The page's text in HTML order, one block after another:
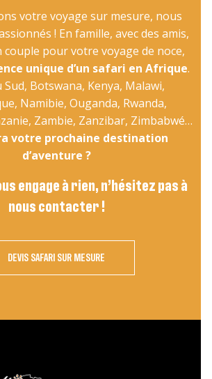
votre voyage sur mesure, nous
! En famille, avec des amis,
couple pour votre voyage de noce,
unique d’un safari en Afrique.
Botswana, Kenya, Malawi,
Namibie, Ouganda, Rwanda,
Zambie, Zanzibar, Zimbabwé…
votre prochaine destination
d’aventure ?
engage à rien, n’hésitez pas à
nous contacter !
DEVIS SAFARI SUR MESURE